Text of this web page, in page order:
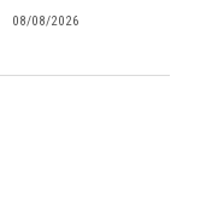
08/08/2026